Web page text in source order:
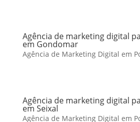
Agência de marketing digital
em Gondomar
Agência de Marketing Digital em
Agência de marketing digital
em Seixal
Agência de Marketing Digital em